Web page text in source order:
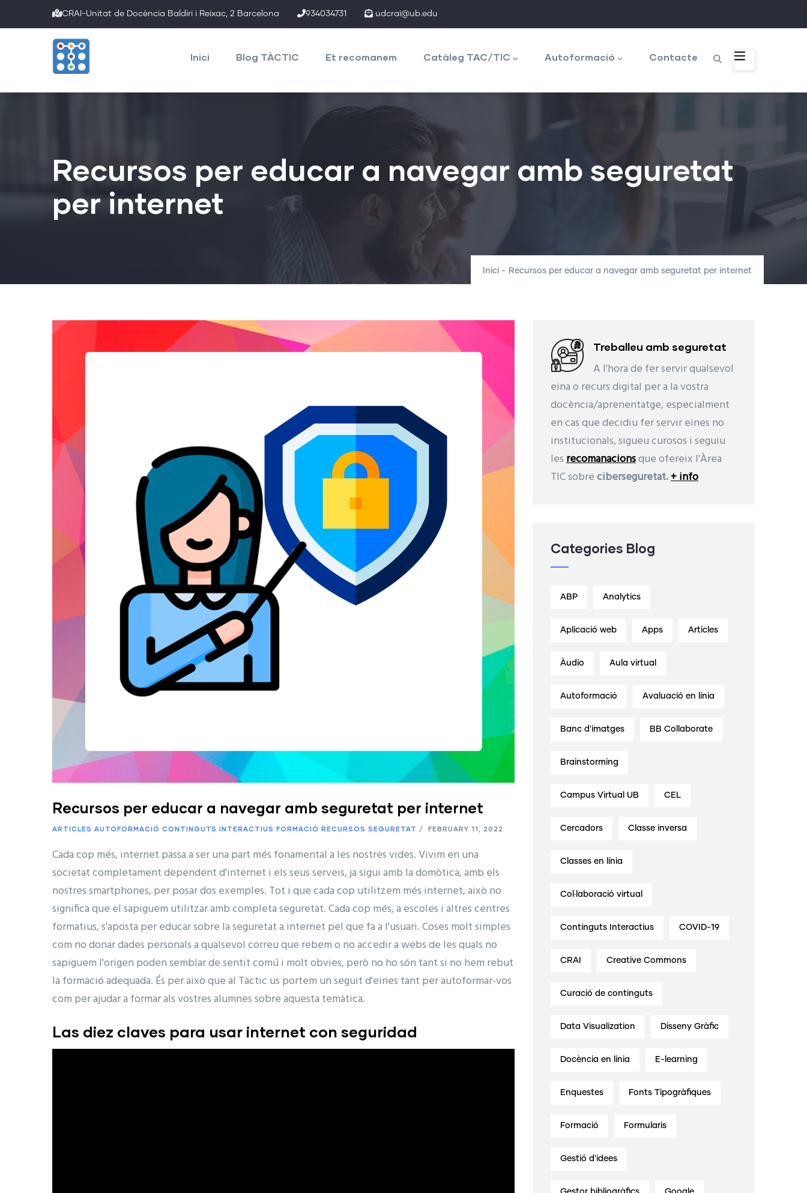
to
CRAI-Unitat de Docència Baldiri i Reixac, 2 Barcelona 934034731 udcrai@ub.edu
navigation
Inici Blog TÀCTIC Et recomanem Catàleg TAC/TIC Autoformació Contacte
Recursos per educar a navegar amb seguretat
per internet
Inici - Recursos per educar a navegar amb seguretat per internet
Recursos per educar a navegar amb seguretat per internet
ARTICLES AUTOFORMACIÓ CONTINGUTS INTERACTIUS FORMACIÓ RECURSOS SEGURETAT / FEBRUARY 11, 2022
Cada cop més, internet passa a ser una part més fonamental a les nostres vides. Vivim en una
societat completament dependent d'internet i els seus serveis, ja sigui amb la domòtica, amb els
nostres smartphones, per posar dos exemples. Tot i que cada cop utilitzem més internet, això no
significa que el sapiguem utilitzar amb completa seguretat. Cada cop més, a escoles i altres centres
formatius, s'aposta per educar sobre la seguretat a internet pel que fa a l'usuari. Coses molt simples
com no donar dades personals a qualsevol correu que rebem o no accedir a webs de les quals no
sapiguem l'origen poden semblar de sentit comú i molt obvies, però no ho són tant si no hem rebut
la formació adequada. És per això que al Tàctic us portem un seguit d'eines tant per autoformar-vos
com per ajudar a formar als vostres alumnes sobre aquesta temàtica.
Las diez claves para usar internet con seguridad
Treballeu amb seguretat
A l'hora de fer servir qualsevol
eina o recurs digital per a la vostra
docència/aprenentatge, especialment
en cas que decidiu fer servir eines no
institucionals, sigueu curosos i seguiu
lesrecomanacionsque ofereix l'Àrea
TIC sobreciberseguretat.+ info
Categories Blog
ABP Analytics
Aplicació web Apps Articles
Àudio Aula virtual
Autoformació Avaluació en línia
Banc d'imatges BB Collaborate
Brainstorming
Campus Virtual UB CEL
Cercadors Classe inversa
Classes en línia
Col·laboració virtual
Continguts Interactius COVID-19
CRAI Creative Commons
Curació de continguts
Data Visualization Disseny Gràfic
Docència en línia E-learning
Enquestes Fonts Tipogràfiques
Formació Formularis
Gestió d'idees